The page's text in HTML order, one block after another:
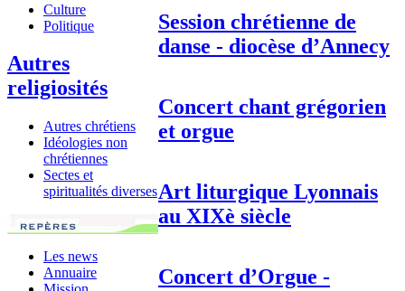
Culture
Politique
Autres
religiosités
Autres chrétiens
Idéologies non
chrétiennes
Sectes et
spiritualités diverses
Les news
Annuaire
Session chrétienne de
danse - diocèse d’Annecy
Concert chant grégorien
et orgue
Art liturgique Lyonnais
au XIXè siècle
Concert d’Orgue -